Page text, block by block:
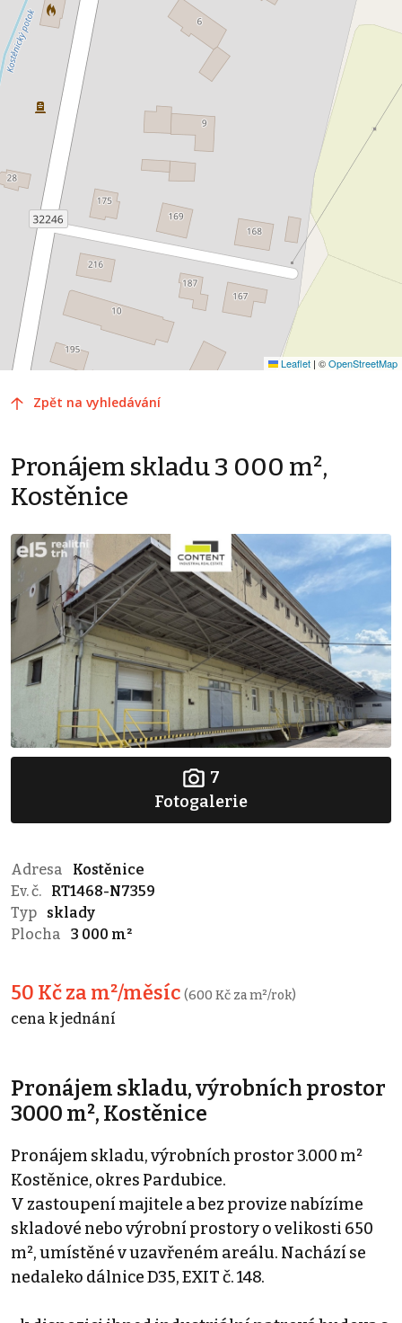
Leaflet | ©OpenStreetMap
Zpět na vyhledávání
Pronájem skladu 3 000 m²,
Kostěnice
7
Fotogalerie
Adresa
Kostěnice
Ev. č.
RT1468-N7359
Typ
sklady
Plocha
3 000 m²
50 Kč za m²/měsíc (600 Kč za m²/rok)
cena k jednání
Pronájem skladu, výrobních prostor
3000 m², Kostěnice
Pronájem skladu, výrobních prostor 3.000 m²
Kostěnice, okres Pardubice.
V zastoupení majitele a bez provize nabízíme
skladové nebo výrobní prostory o velikosti 650
m², umístěné v uzavřeném areálu. Nachází se
nedaleko dálnice D35, EXIT č. 148.